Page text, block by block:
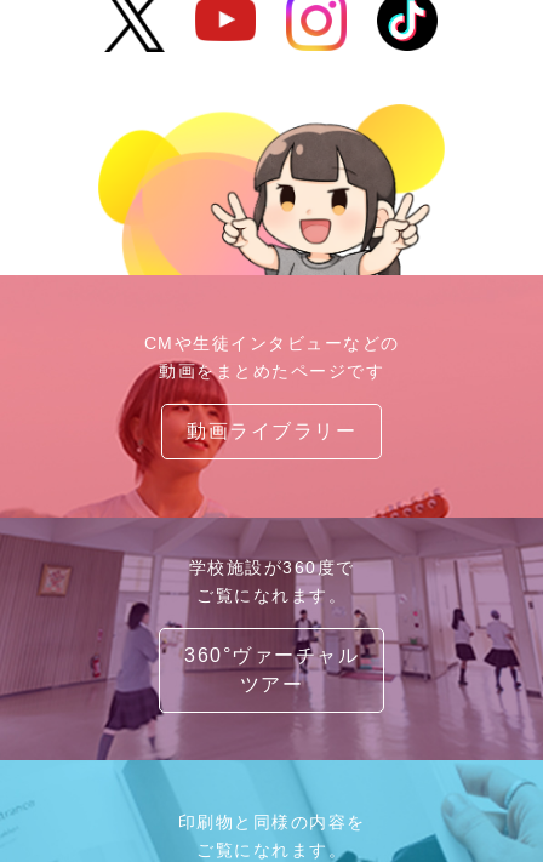
CMや生徒インタビューなどの
動画をまとめたページです
動画ライブラリー
学校施設が360度で
ご覧になれます。
360°ヴァーチャル
ツアー
印刷物と同様の内容を
ご覧になれます。